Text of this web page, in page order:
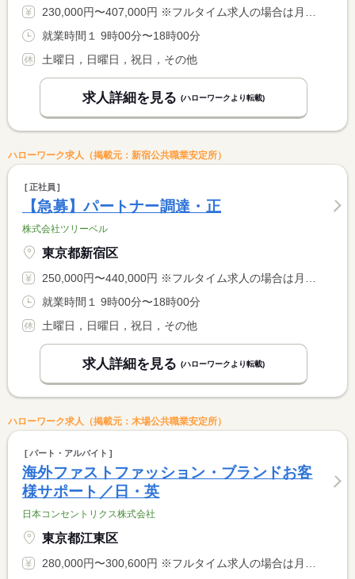
230,000円〜407,000円 ※フルタイム求人の場合は月額（換算額）、パート求人の場合は時間額を表示しています。
就業時間１ 9時00分〜18時00分
土曜日，日曜日，祝日，その他
求人詳細を見る (ハローワークより転載)
ハローワーク求人（掲載元：新宿公共職業安定所）
正社員
【急募】パートナー調達・正
株式会社ツリーベル
東京都新宿区
250,000円〜440,000円 ※フルタイム求人の場合は月額（換算額）、パート求人の場合は時間額を表示しています。
就業時間１ 9時00分〜18時00分
土曜日，日曜日，祝日，その他
求人詳細を見る (ハローワークより転載)
ハローワーク求人（掲載元：木場公共職業安定所）
パート・アルバイト
海外ファストファッション・ブランドお客
様サポート／日・英
日本コンセントリクス株式会社
東京都江東区
280,000円〜300,600円 ※フルタイム求人の場合は月額（換算額）、パート求人の場合は時間額を表示しています。